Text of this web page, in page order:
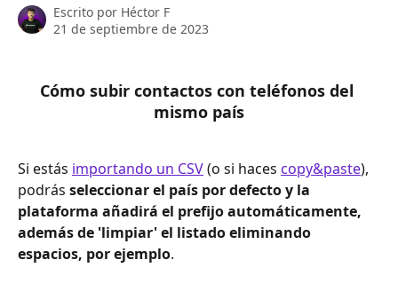
Escrito por Héctor F
21 de septiembre de 2023
Cómo subir contactos con teléfonos del
mismo país
Si estás importando un CSV (o si haces copy&paste),
podrás seleccionar el país por defecto y la
plataforma añadirá el prefijo automáticamente,
además de 'limpiar' el listado eliminando
espacios, por ejemplo.